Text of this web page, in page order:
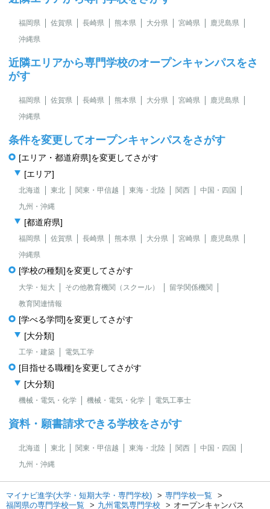
福岡県 佐賀県 長崎県 熊本県 大分県 宮崎県
鹿児島県
沖縄県
近隣エリアから専門学校のオープンキャンパスをさ
がす
福岡県 佐賀県 長崎県 熊本県 大分県 宮崎県
鹿児島県
沖縄県
条件を変更してオープンキャンパスをさがす
[エリア・都道府県]を変更してさがす
[エリア]
北海道 東北 関東・甲信越 東海・北陸 関西
中国・四国
九州・沖縄
[都道府県]
福岡県 佐賀県 長崎県 熊本県 大分県 宮崎県
鹿児島県
沖縄県
[学校の種類]を変更してさがす
大学・短大 その他教育機関（スクール）
留学関係機関
教育関連情報
[学べる学問]を変更してさがす
[大分類]
工学・建築 電気工学
[目指せる職種]を変更してさがす
[大分類]
機械・電気・化学 機械・電気・化学 電気工事士
資料・願書請求できる学校をさがす
北海道 東北 関東・甲信越 東海・北陸 関西
中国・四国
九州・沖縄
マイナビ進学(大学・短期大学・専門学校)
専門学校一覧
福岡県の専門学校一覧
九州電気専門学校 オープンキャンパス